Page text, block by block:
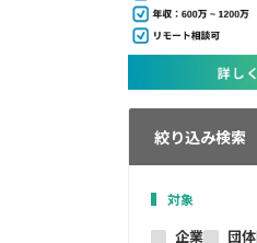
絞り込み検索
対象
企業 団体